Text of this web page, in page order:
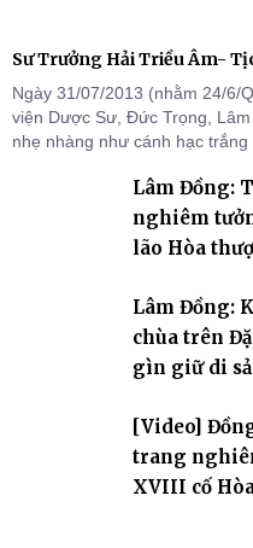
Sư Trưởng Hải Triều Âm-
Ngày 31/07/2013 (nhằm 24/6/
viện Dược Sư, Đức Trọng,
nhẹ nhàng như cánh hạc
Lâm Đồng:
nghiêm
lão Hòa
Lâm Đồng:
chùa trên
gìn giữ di
[Video]
trang
XVIII cố